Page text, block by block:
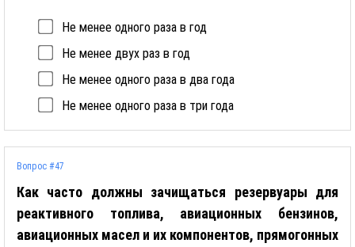
Не менее одного раза в год
Не менее двух раз в год
Не менее одного раза в два года
Не менее одного раза в три года
Вопрос #47
Как часто должны зачищаться резервуары для
реактивного топлива, авиационных бензинов,
авиационных масел и их компонентов, прямогонных